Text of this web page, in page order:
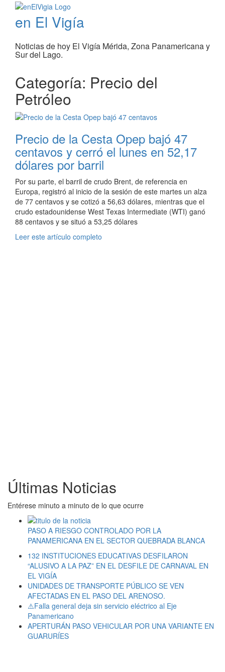
en El Vigía
Noticias de hoy El Vigía Mérida, Zona Panamericana y
Sur del Lago.
Categoría: Precio del
Petróleo
Precio de la Cesta Opep bajó 47
centavos y cerró el lunes en 52,17
dólares por barril
Por su parte, el barril de crudo Brent, de referencia en
Europa, registró al inicio de la sesión de este martes un alza
de 77 centavos y se cotizó a 56,63 dólares, mientras que el
crudo estadounidense West Texas Intermediate (WTI) ganó
88 centavos y se situó a 53,25 dólares
Leer este artículo completo
Últimas Noticias
Entérese minuto a minuto de lo que ocurre
PASO A RIESGO CONTROLADO POR LA
PANAMERICANA EN EL SECTOR QUEBRADA BLANCA
132 INSTITUCIONES EDUCATIVAS DESFILARON
“ALUSIVO A LA PAZ” EN EL DESFILE DE CARNAVAL EN
EL VIGÍA
UNIDADES DE TRANSPORTE PÚBLICO SE VEN
AFECTADAS EN EL PASO DEL ARENOSO.
⚠️Falla general deja sin servicio eléctrico al Eje
Panamericano
APERTURÁN PASO VEHICULAR POR UNA VARIANTE EN
GUARURÍES